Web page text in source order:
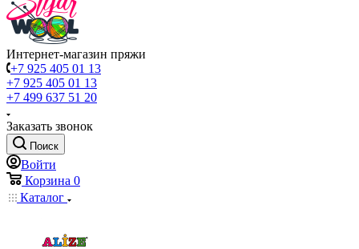
Интернет-магазин пряжи
+7 925 405 01 13
+7 925 405 01 13
+7 499 637 51 20
Заказать звонок
Поиск
Войти
Корзина 0
Каталог